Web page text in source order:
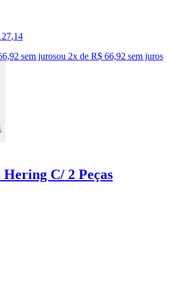
,14
sem jurosou 2x de R$ 66,92 sem juros
C/ 2 Peças